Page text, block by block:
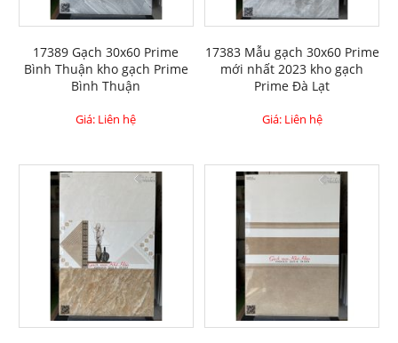
17389 Gạch 30x60 Prime
Bình Thuận kho gạch Prime
Bình Thuận
Giá: Liên hệ
17383 Mẫu gạch 30x60 Prime
mới nhất 2023 kho gạch
Prime Đà Lạt
Giá: Liên hệ